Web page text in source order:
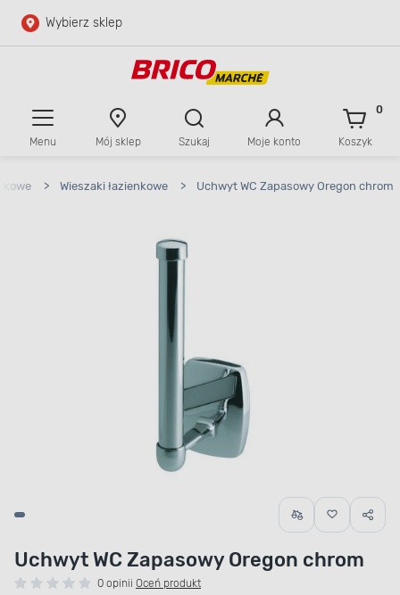
Przejdź do głównej zawartości
Wybierz sklep
Menu Mój sklep Szukaj Moje konto Koszyk
0
> Wieszaki łazienkowe > Uchwyt WC Zapasowy Oregon chrom
Uchwyt WC Zapasowy Oregon chrom
0 opinii Oceń produkt